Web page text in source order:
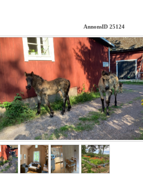
AnnonsID 25124